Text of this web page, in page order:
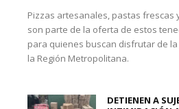
Pizzas artesanales, pastas frescas
son parte de la oferta de estos
para quienes buscan disfrutar de
la Región Metropolitana.
DETIENEN A